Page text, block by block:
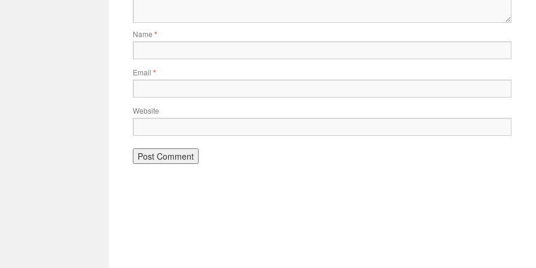
Name *
Email *
Website